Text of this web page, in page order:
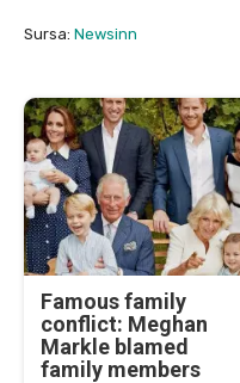
Sursa: Newsinn
Famous family
conflict: Meghan
Markle blamed
family members